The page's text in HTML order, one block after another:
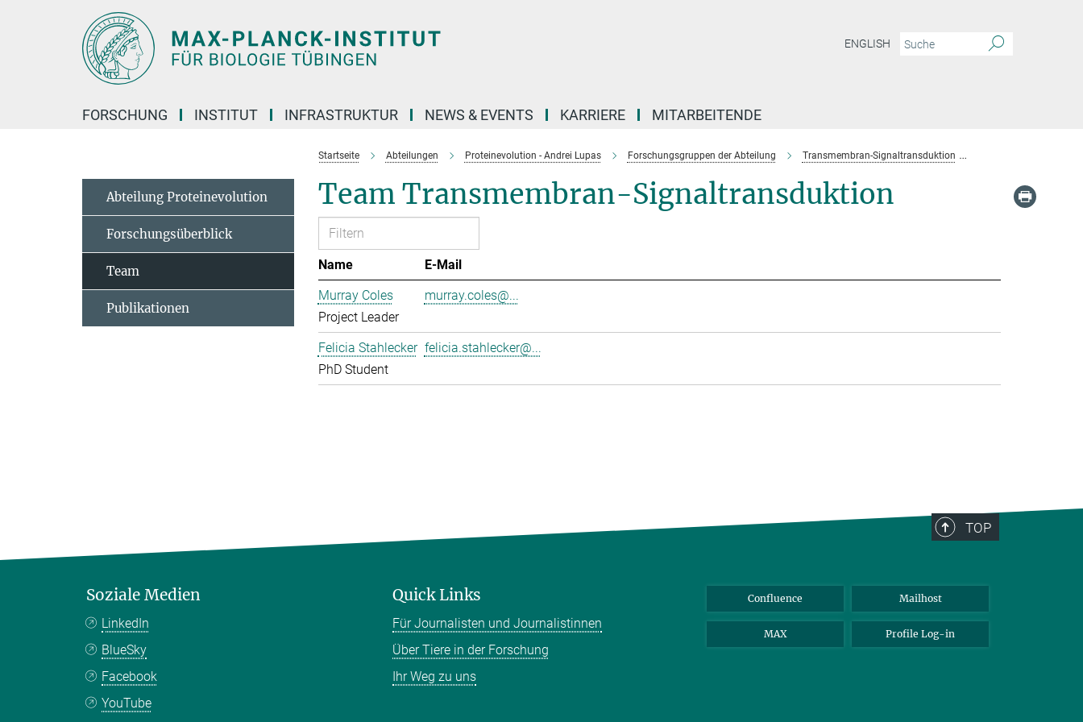
ENGLISH
FORSCHUNG INSTITUT INFRASTRUKTUR NEWS & EVENTS KARRIERE MITARBEITENDE
Startseite Abteilungen Proteinevolution - Andrei Lupas Forschungsgruppen der Abteilung Transmembran-Signaltransduktion
Team Transmembran-Signaltransduktion
Name
E-Mail
Murray Coles
Project Leader
murray.coles@...
Felicia Stahlecker
PhD Student
felicia.stahlecker@...
Abteilung Proteinevolution
Forschungsüberblick
Team
Publikationen
TOP
Soziale Medien
LinkedIn
BlueSky
Facebook
YouTube
Quick Links
Für Journalisten und Journalistinnen
Über Tiere in der Forschung
Ihr Weg zu uns
Confluence Mailhost
MAX Profile Log-in